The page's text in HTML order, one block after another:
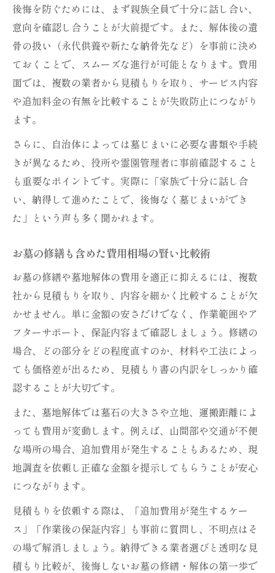
墓地手放しに伴う修繕や解体の現場実務の
流れ
費用負担を減らすための補助金活用ポイント
お墓修繕や解体で使える補助金の種類と条
件
自治体の補助金制度を最大限活用するには
お金がない場合の修繕や墓地解体の補助金
活用術
補助金を申請する前に必ず確認したいポイ
遺骨移動と修繕を円滑に進める実践ノウハウ
お墓修繕と遺骨移動の具体的な進め方・注
意点
墓地解体時に遺骨を安全に移すための手順
解説
修繕や墓じまい後の遺骨管理で後悔しない
方法
遺骨移動と墓石撤去を同時進行する場合の
流れ
お墓修繕後の納骨先選びで失敗しないポイ
ント
後悔を防ぐためには、まず親族全員で十分に話し合い、
意向を確認し合うことが大前提です。また、解体後の遺
骨の扱い（永代供養や新たな納骨先など）を事前に決め
ておくことで、スムーズな進行が可能となります。費用
面では、複数の業者から見積もりを取り、サービス内容
や追加料金の有無を比較することが失敗防止につながり
ます。
さらに、自治体によっては墓じまいに必要な書類や手続
きが異なるため、役所や霊園管理者に事前確認すること
も重要なポイントです。実際に「家族で十分に話し合
い、納得して進めたことで、後悔なく墓じまいができ
た」という声も多く聞かれます。
お墓の修繕も含めた費用相場の賢い比較術
お墓の修繕や墓地解体の費用を適正に抑えるには、複数
社から見積もりを取り、内容を細かく比較することが欠
かせません。単に金額の安さだけでなく、作業範囲やア
フターサポート、保証内容まで確認しましょう。修繕の
場合、どの部分をどの程度直すのか、材料や工法によっ
ても価格差が出るため、見積もり書の内訳をしっかり確
認することが大切です。
また、墓地解体では墓石の大きさや立地、運搬距離によ
っても費用が変動します。例えば、山間部や交通が不便
な場所の場合、追加費用が発生することもあるため、現
地調査を依頼し正確な金額を提示してもらうことが安心
につながります。
見積もりを依頼する際は、「追加費用が発生するケー
ス」「作業後の保証内容」も事前に質問し、不明点はそ
の場で解消しましょう。納得できる業者選びと透明な見
積もり比較が、後悔しないお墓の修繕・解体の第一歩で